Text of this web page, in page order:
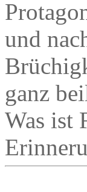
und
ganz
Was ist